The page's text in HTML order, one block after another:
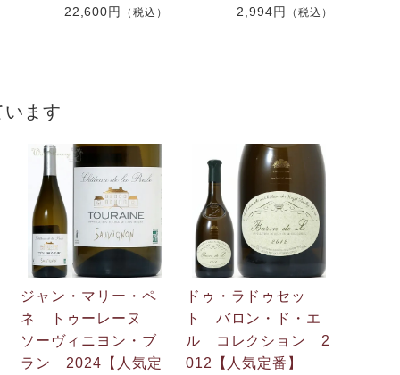
22,600円 （税込） 2,994円 （税込）
ます
ジャン・マリー・ペ
ネ トゥーレーヌ
ソーヴィニヨン・ブ
ラン 2024【人気定
ドゥ・ラドゥセッ
ト バロン・ド・エ
ル コレクション 2
012【人気定番】